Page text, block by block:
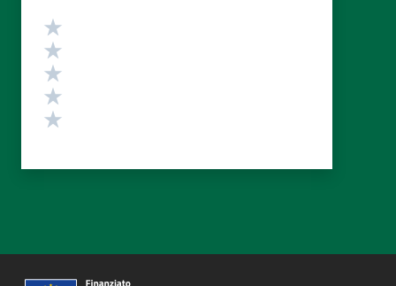
Valutazione